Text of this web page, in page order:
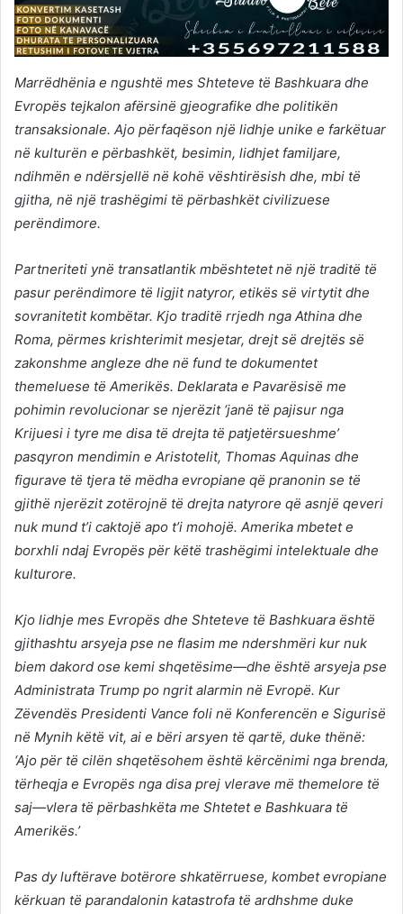
Marrëdhënia e ngushtë mes Shteteve të Bashkuara dhe
Evropës tejkalon afërsinë gjeografike dhe politikën
transaksionale. Ajo përfaqëson një lidhje unike e farkëtuar
në kulturën e përbashkët, besimin, lidhjet familjare,
ndihmën e ndërsjellë në kohë vështirësish dhe, mbi të
gjitha, në një trashëgimi të përbashkët civilizuese
perëndimore.
Partneriteti ynë transatlantik mbështetet në një traditë të
pasur perëndimore të ligjit natyror, etikës së virtytit dhe
sovranitetit kombëtar. Kjo traditë rrjedh nga Athina dhe
Roma, përmes krishterimit mesjetar, drejt së drejtës së
zakonshme angleze dhe në fund te dokumentet
themeluese të Amerikës. Deklarata e Pavarësisë me
pohimin revolucionar se njerëzit ‘janë të pajisur nga
Krijuesi i tyre me disa të drejta të patjetërsueshme’
pasqyron mendimin e Aristotelit, Thomas Aquinas dhe
figurave të tjera të mëdha evropiane që pranonin se të
gjithë njerëzit zotërojnë të drejta natyrore që asnjë qeveri
nuk mund t’i caktojë apo t’i mohojë. Amerika mbetet e
borxhli ndaj Evropës për këtë trashëgimi intelektuale dhe
kulturore.
Kjo lidhje mes Evropës dhe Shteteve të Bashkuara është
gjithashtu arsyeja pse ne flasim me ndershmëri kur nuk
biem dakord ose kemi shqetësime—dhe është arsyeja pse
Administrata Trump po ngrit alarmin në Evropë. Kur
Zëvendës Presidenti Vance foli në Konferencën e Sigurisë
në Mynih këtë vit, ai e bëri arsyen të qartë, duke thënë:
‘Ajo për të cilën shqetësohem është kërcënimi nga brenda,
tërheqja e Evropës nga disa prej vlerave më themelore të
saj—vlera të përbashkëta me Shtetet e Bashkuara të
Amerikës.’
Pas dy luftërave botërore shkatërruese, kombet evropiane
kërkuan të parandalonin katastrofa të ardhshme duke